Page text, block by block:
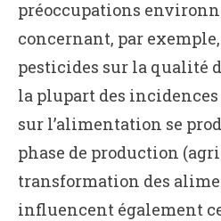
préoccupations
concernant, par
pesticides sur la qualité
la plupart des
sur l’alimentation se
phase de production
transformation des
influencent également